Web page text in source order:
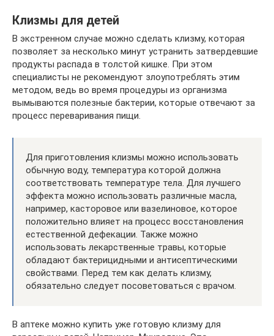
Клизмы для детей
В экстренном случае можно сделать клизму, которая
позволяет за несколько минут устранить затвердевшие
продукты распада в толстой кишке. При этом
специалисты не рекомендуют злоупотреблять этим
методом, ведь во время процедуры из организма
вымываются полезные бактерии, которые отвечают за
процесс переваривания пищи.
Для приготовления клизмы можно использовать
обычную воду, температура которой должна
соответствовать температуре тела. Для лучшего
эффекта можно использовать различные масла,
например, касторовое или вазелиновое, которое
положительно влияет на процесс восстановления
естественной дефекации. Также можно
использовать лекарственные травы, которые
обладают бактерицидными и антисептическими
свойствами. Перед тем как делать клизму,
обязательно следует посоветоваться с врачом.
В аптеке можно купить уже готовую клизму для